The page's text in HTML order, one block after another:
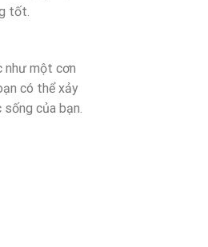
tốt.
như một cơn
có thể xảy
của bạn.